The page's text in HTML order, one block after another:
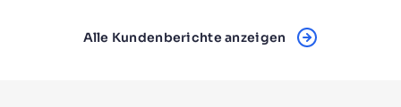
Alle Kundenberichte anzeigen